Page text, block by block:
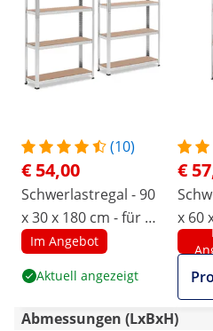
(10)
€ 54,00
Schwerlastregal - 90
x 30 x 180 cm - für 5 x
175 kg - Grau - 2 Stk.
Im Angebot
Aktuell angezeigt
€
x 60
150
Abmessungen (LxBxH)